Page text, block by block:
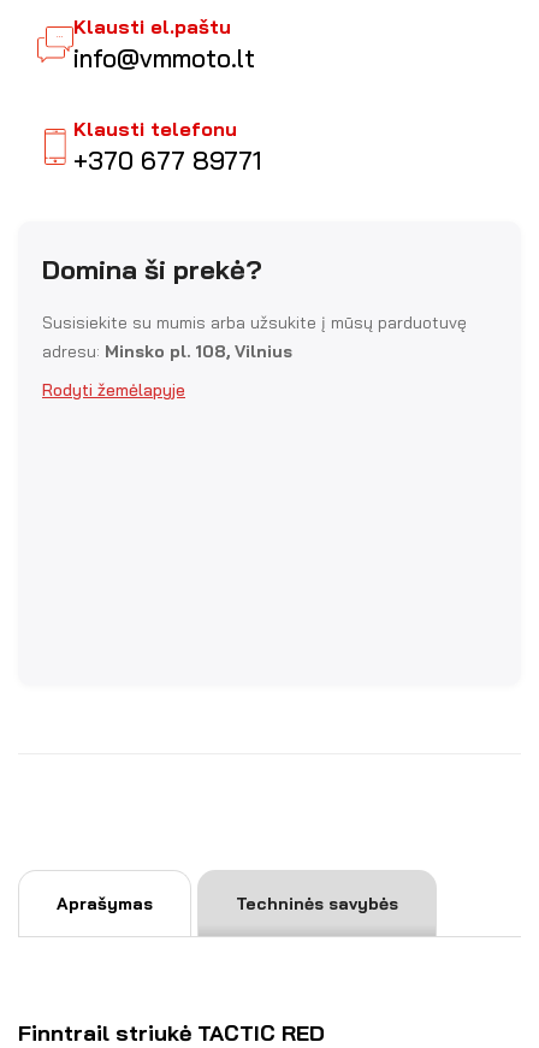
Klausti el.paštu
info@vmmoto.lt
Klausti telefonu
+370 677 89771
Domina ši prekė?
Susisiekite su mumis arba užsukite į mūsų parduotuvę
adresu: Minsko pl. 108, Vilnius
Rodyti žemėlapyje
Aprašymas Techninės savybės
Finntrail striukė TACTIC RED